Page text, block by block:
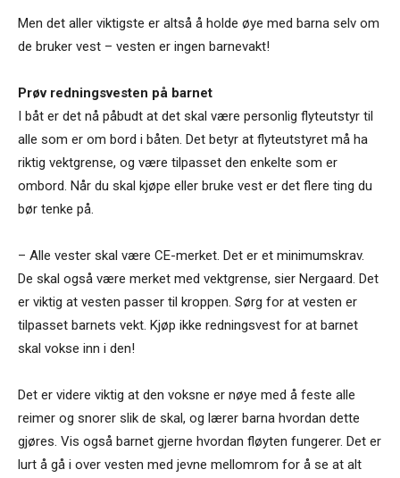
Men det aller viktigste er altså å holde øye med barna selv om
de bruker vest – vesten er ingen barnevakt!
Prøv redningsvesten på barnet
I båt er det nå påbudt at det skal være personlig flyteutstyr til
alle som er om bord i båten. Det betyr at flyteutstyret må ha
riktig vektgrense, og være tilpasset den enkelte som er
ombord. Når du skal kjøpe eller bruke vest er det flere ting du
bør tenke på.
– Alle vester skal være CE-merket. Det er et minimumskrav.
De skal også være merket med vektgrense, sier Nergaard. Det
er viktig at vesten passer til kroppen. Sørg for at vesten er
tilpasset barnets vekt. Kjøp ikke redningsvest for at barnet
skal vokse inn i den!
Det er videre viktig at den voksne er nøye med å feste alle
reimer og snorer slik de skal, og lærer barna hvordan dette
gjøres. Vis også barnet gjerne hvordan fløyten fungerer. Det er
lurt å gå i over vesten med jevne mellomrom for å se at alt